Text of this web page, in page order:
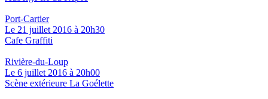
Port-Cartier
Le 21 juillet 2016 à 20h30
Cafe Graffiti
Rivière-du-Loup
Le 6 juillet 2016 à 20h00
Scène extérieure La Goélette